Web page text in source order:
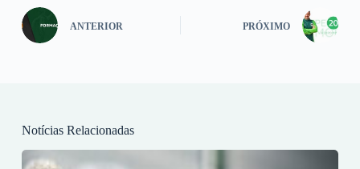
ANTERIOR PRÓXIMO
Notícias Relacionadas